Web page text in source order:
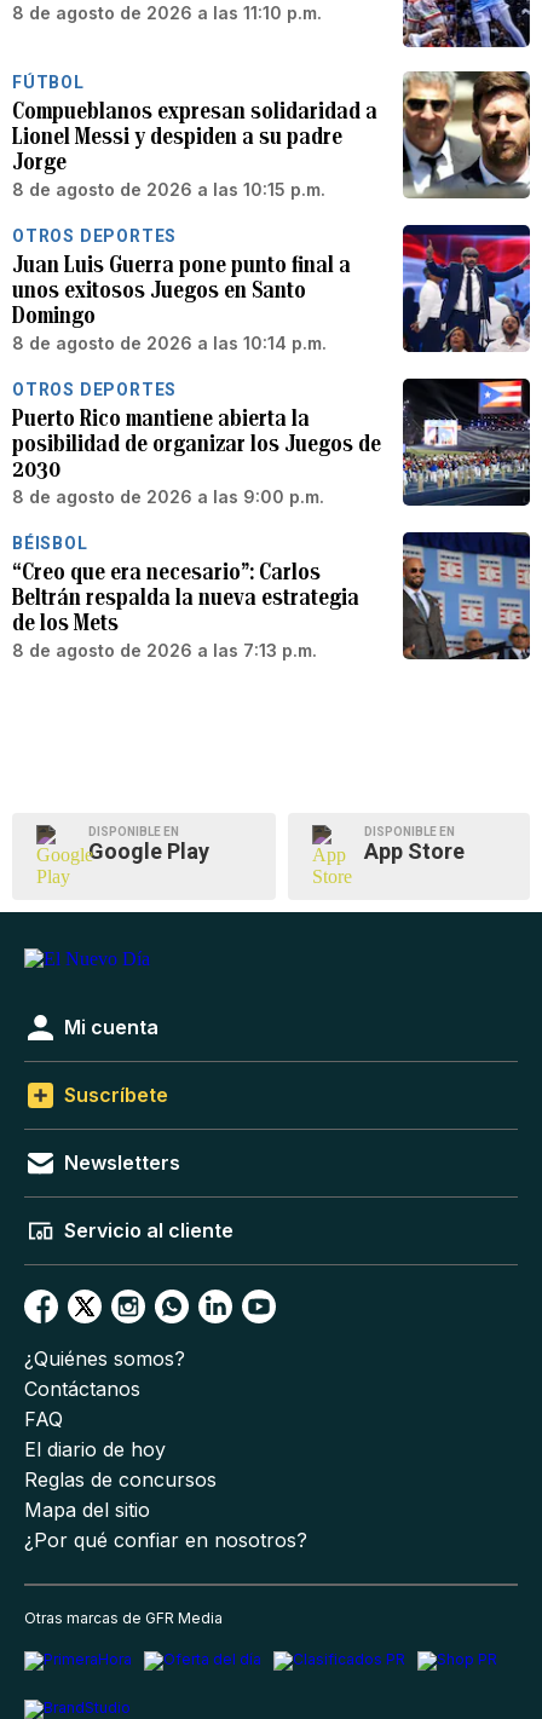
8 de agosto de 2026 a las 11:10 p.m.
FÚTBOL
Compueblanos expresan solidaridad a
Lionel Messi y despiden a su padre
Jorge
8 de agosto de 2026 a las 10:15 p.m.
OTROS DEPORTES
Juan Luis Guerra pone punto final a
unos exitosos Juegos en Santo
Domingo
8 de agosto de 2026 a las 10:14 p.m.
OTROS DEPORTES
Puerto Rico mantiene abierta la
posibilidad de organizar los Juegos de
2030
8 de agosto de 2026 a las 9:00 p.m.
BÉISBOL
“Creo que era necesario”: Carlos
Beltrán respalda la nueva estrategia
de los Mets
8 de agosto de 2026 a las 7:13 p.m.
DISPONIBLE EN
Google Play
DISPONIBLE EN
App Store
Mi cuenta
Suscríbete
Newsletters
Servicio al cliente
¿Quiénes somos?
Contáctanos
FAQ
El diario de hoy
Reglas de concursos
Mapa del sitio
¿Por qué confiar en nosotros?
Otras marcas de GFR Media